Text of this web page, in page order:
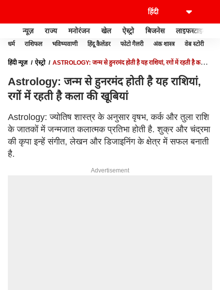
न्यूज़ राज्य मनोरंजन खेल ऐस्ट्रो बिजनेस लाइफस्टाइल
धर्म राशिफल भविष्यवाणी हिंदू कैलेंडर फोटो गैलरी अंक शास्त्र वेब स्टोरी
हिंदी न्यूज़ ऐस्ट्रो
ASTROLOGY: जन्म से हुनरमंद होती है यह राशियां, रगों में रहती है कला
Astrology: जन्म से हुनरमंद होती है यह राशियां,
रगों में रहती है कला की खूबियां
Astrology: ज्योतिष शास्त्र के अनुसार वृषभ, कर्क और तुला राशि
के जातकों में जन्मजात कलात्मक प्रतिभा होती है. शुक्र और चंद्रमा
की कृपा इन्हें संगीत, लेखन और डिजाइनिंग के क्षेत्र में सफल बनाती
है.
Advertisement